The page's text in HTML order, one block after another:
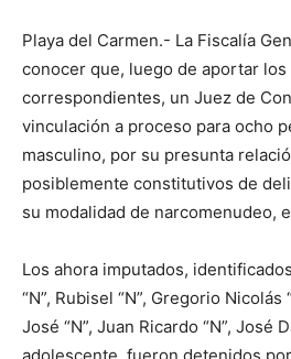
Playa del Carmen.- La Fiscalía
conocer que, luego de aportar
correspondientes, un Juez de
vinculación a proceso para ocho
masculino, por su presunta
posiblemente constitutivos de
su modalidad de narcomenudeo,
Los ahora imputados,
“N”, Rubisel “N”, Gregorio Nicolás
José “N”, Juan Ricardo “N”, José